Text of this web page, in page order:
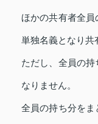
ほかの共有者全員
単独名義となり共
ただし、全員の
なりません。
全員の持ち分をま